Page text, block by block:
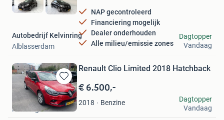
NAP gecontroleerd
Financiering mogelijk
Dealer onderhouden
Alle milieu/emissie zones
Autobedrijf Kelvinring
Alblasserdam
Dagtopper
Vandaag
Bewaren
in
Mijn
Favorieten
Renault Clio Limited 2018 Hatchback
€ 6.500,-
2018 Benzine
Maaike S
Nieuwegein
Dagtopper
Vandaag